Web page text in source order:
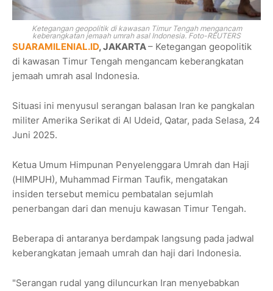
Ketegangan geopolitik di kawasan Timur Tengah mengancam
keberangkatan jemaah umrah asal Indonesia. Foto-REUTERS
SUARAMILENIAL.ID, JAKARTA– Ketegangan geopolitik
di kawasan Timur Tengah mengancam keberangkatan
jemaah umrah asal Indonesia.
Situasi ini menyusul serangan balasan Iran ke pangkalan
militer Amerika Serikat di Al Udeid, Qatar, pada Selasa, 24
Juni 2025.
Ketua Umum Himpunan Penyelenggara Umrah dan Haji
(HIMPUH), Muhammad Firman Taufik, mengatakan
insiden tersebut memicu pembatalan sejumlah
penerbangan dari dan menuju kawasan Timur Tengah.
Beberapa di antaranya berdampak langsung pada jadwal
keberangkatan jemaah umrah dan haji dari Indonesia.
"Serangan rudal yang diluncurkan Iran menyebabkan